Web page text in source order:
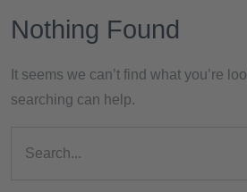
Nothing Found
It seems we can’t find what you’re
searching can help.